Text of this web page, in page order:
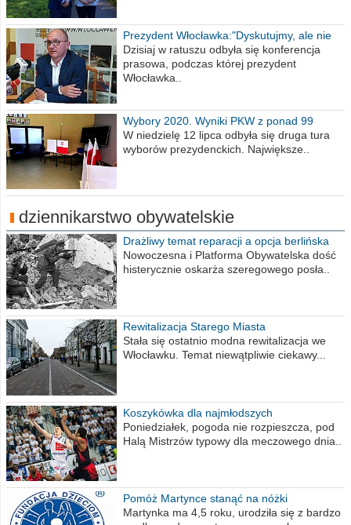
Prezydent Włocławka:"Dyskutujmy, ale nie
obrażajmy się”
Dzisiaj w ratuszu odbyła się konferencja
prasowa, podczas której prezydent
Włocławka..
Wybory 2020. Wyniki PKW z ponad 99
procent obwodów
W niedzielę 12 lipca odbyła się druga tura
wyborów prezydenckich. Największe..
dziennikarstwo obywatelskie
Drażliwy temat reparacji a opcja berlińska
Nowoczesna i Platforma Obywatelska dość
histerycznie oskarża szeregowego posła..
Rewitalizacja Starego Miasta
Stała się ostatnio modna rewitalizacja we
Włocławku. Temat niewątpliwie ciekawy...
Koszykówka dla najmłodszych
Poniedziałek, pogoda nie rozpieszcza, pod
Halą Mistrzów typowy dla meczowego dnia..
Pomóż Martynce stanąć na nóżki
Martynka ma 4,5 roku, urodziła się z bardzo